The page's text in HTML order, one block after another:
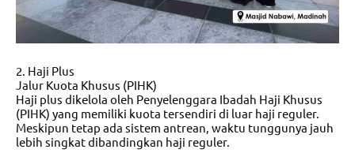
2. Haji Plus
Jalur Kuota Khusus (PIHK)
Haji plus dikelola oleh Penyelenggara Ibadah Haji Khusus
(PIHK) yang memiliki kuota tersendiri di luar haji reguler.
Meskipun tetap ada sistem antrean, waktu tunggunya jauh
lebih singkat dibandingkan haji reguler.